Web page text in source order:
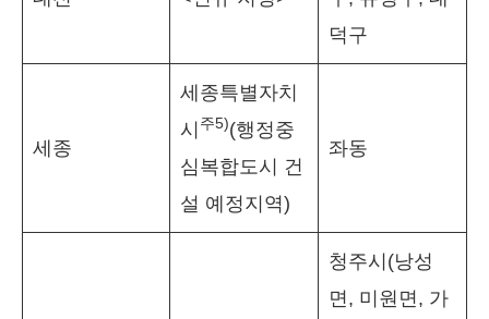
덕구
세종
세종특별자치
시 주5)(행정중
심복합도시 건
설 예정지역)
좌동
청주시(낭성
면, 미원면, 가